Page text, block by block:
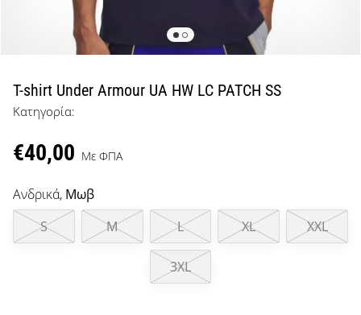
μπάσκετ
μπάσκετ
όπως
εμείς;
μαζί
ως
πρεσβευτής
της
μάρκας
T-shirt Under Armour UA HW LC PATCH SS
Κατηγορία:
€40,00 Με ΦΠΑ
Ανδρικά, Μωβ
S
M L XL XXL
3XL